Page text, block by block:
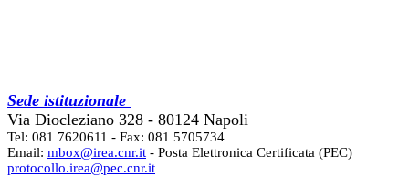
Sede istituzionale
Via Diocleziano 328 - 80124 Napoli
Tel: 081 7620611 - Fax: 081 5705734
Email: mbox@irea.cnr.it - Posta Elettronica Certificata (PEC)
protocollo.irea@pec.cnr.it